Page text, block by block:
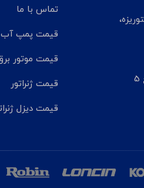
تماس با ما
قیمت پمپ آب
قیمت موتور
قیمت ژنراتور
قیمت دیزل